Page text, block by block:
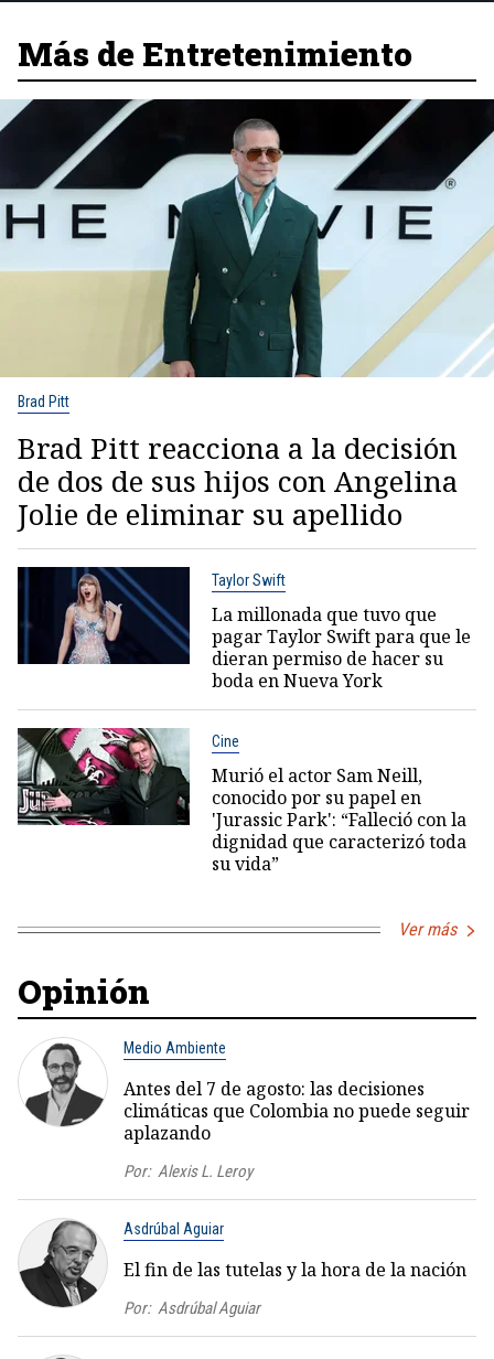
Más de Entretenimiento
Brad Pitt
Brad Pitt reacciona a la decisión
de dos de sus hijos con Angelina
Jolie de eliminar su apellido
Taylor Swift
La millonada que tuvo que
pagar Taylor Swift para que le
dieran permiso de hacer su
boda en Nueva York
Cine
Murió el actor Sam Neill,
conocido por su papel en
'Jurassic Park': “Falleció con la
dignidad que caracterizó toda
su vida”
Ver más
Opinión
Medio Ambiente
Antes del 7 de agosto: las decisiones
climáticas que Colombia no puede seguir
aplazando
Por: Alexis L. Leroy
Asdrúbal Aguiar
El fin de las tutelas y la hora de la nación
Por: Asdrúbal Aguiar